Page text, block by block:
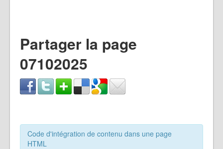
Partager la page
07102025
Code d'intégration de contenu dans une page
HTML